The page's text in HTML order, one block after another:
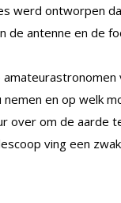
werd ontworpen
de antenne en de
en op welk
over om de aarde
ving een